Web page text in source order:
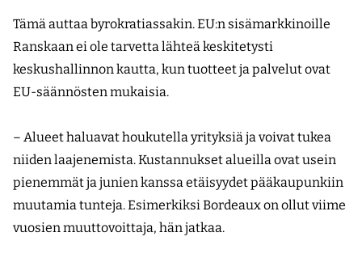
Tämä auttaa byrokratiassakin. EU:n sisämarkkinoille
Ranskaan ei ole tarvetta lähteä keskitetysti
keskushallinnon kautta, kun tuotteet ja palvelut ovat
EU-säännösten mukaisia.
– Alueet haluavat houkutella yrityksiä ja voivat tukea
niiden laajenemista. Kustannukset alueilla ovat usein
pienemmät ja junien kanssa etäisyydet pääkaupunkiin
muutamia tunteja. Esimerkiksi Bordeaux on ollut viime
vuosien muuttovoittaja, hän jatkaa.